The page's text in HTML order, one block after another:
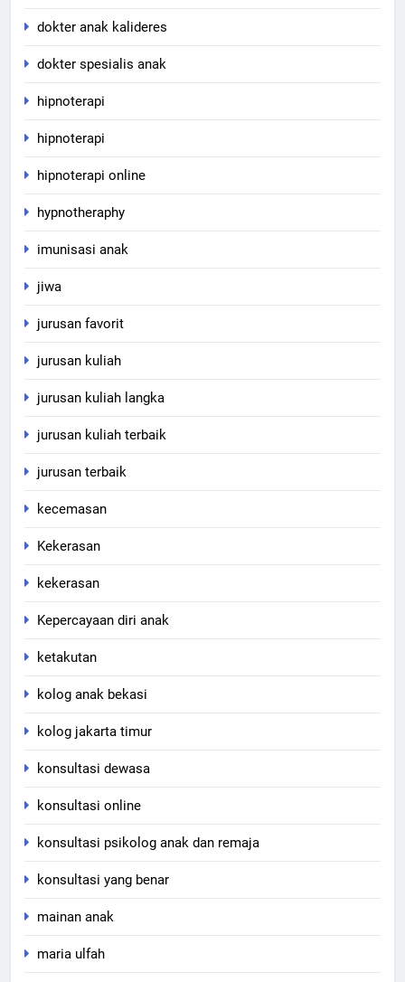
dokter anak kalideres
dokter spesialis anak
hipnoterapi
hipnoterapi
hipnoterapi online
hypnotheraphy
imunisasi anak
jiwa
jurusan favorit
jurusan kuliah
jurusan kuliah langka
jurusan kuliah terbaik
jurusan terbaik
kecemasan
Kekerasan
kekerasan
Kepercayaan diri anak
ketakutan
kolog anak bekasi
kolog jakarta timur
konsultasi dewasa
konsultasi online
konsultasi psikolog anak dan remaja
konsultasi yang benar
mainan anak
maria ulfah